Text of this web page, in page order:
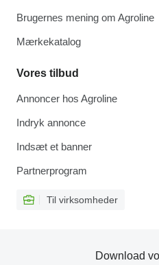
Brugernes mening om Agroline
Mærkekatalog
Vores tilbud
Annoncer hos Agroline
Indryk annonce
Indsæt et banner
Partnerprogram
Til virksomheder
Download